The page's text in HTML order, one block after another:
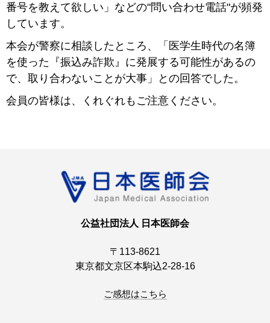
番号を教えて欲しい」などの"問い合わせ電話"が頻発
しています。
本会が警察に相談したところ、「医学生時代の名簿
を使った『振込み詐欺』に発展する可能性があるの
で、取り合わないことが大事」との回答でした。
会員の皆様は、くれぐれもご注意ください。
公益社団法人 日本医師会
〒113-8621
東京都文京区本駒込2-28-16
ご感想はこちら